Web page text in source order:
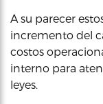
A su parecer
incremento del
costos
interno para
leyes.